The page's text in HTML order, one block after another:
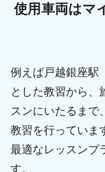
使用車両はマ
例えば戸越銀座駅
とした教習から、
スンにいたるまで
教習を行っていま
最適なレッスンプ
す。